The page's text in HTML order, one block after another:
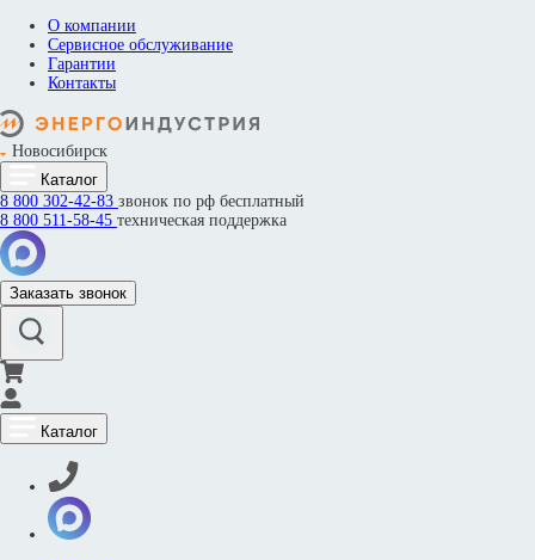
О компании
Сервисное обслуживание
Гарантии
Контакты
Новосибирск
Каталог
8 800 302-42-83 звонок по рф бесплатный
8 800 511-58-45 техническая поддержка
Заказать звонок
Каталог